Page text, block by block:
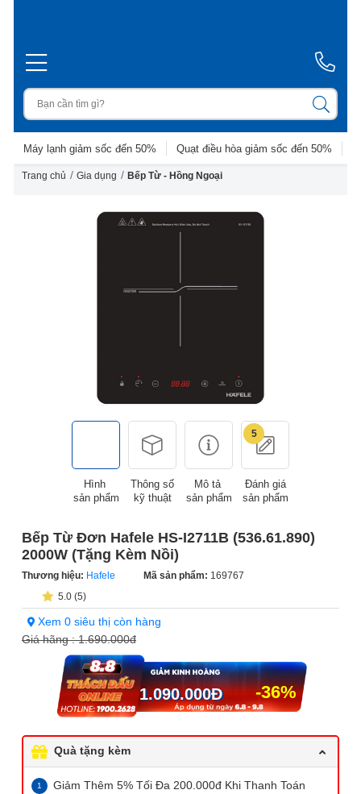
Máy lạnh giảm sốc đến 50% Quạt điều hòa giảm sốc đến 50%
Trang chủ / Gia dụng / Bếp Từ - Hồng Ngoại
Hình
sản phẩm
Thông số
kỹ thuật
Mô tả
sản phẩm
5
Đánh giá
sản phẩm
Bếp Từ Đơn Hafele HS-I2711B (536.61.890)
2000W (Tặng Kèm Nồi)
Thương hiệu: Hafele Mã sản phẩm: 169767
5.0 (5)
Xem 0 siêu thị còn hàng
Giá hãng :1.690.000đ
-36%
1.090.000Đ
Quà tặng kèm
Giảm Thêm 5% Tối Đa 200.000đ Khi Thanh Toán